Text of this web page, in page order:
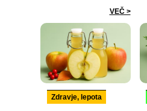
VEČ >
Zdravje, lepota